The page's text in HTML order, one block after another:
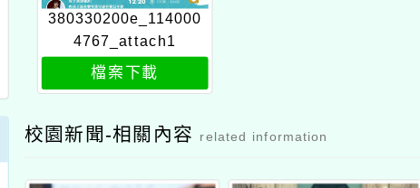
380330200e_114000
4767_attach1
檔案下載
校園新聞-相關內容 related information